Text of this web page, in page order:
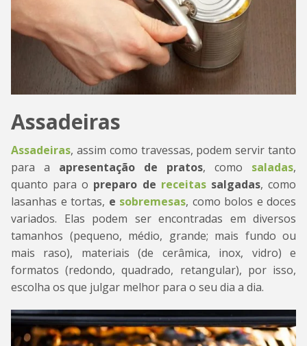
Assadeiras
Assadeiras, assim como travessas, podem servir tanto
para a apresentação de pratos, como saladas,
quanto para o preparo de receitassalgadas, como
lasanhas e tortas, e sobremesas, como bolos e doces
variados. Elas podem ser encontradas em diversos
tamanhos (pequeno, médio, grande; mais fundo ou
mais raso), materiais (de cerâmica, inox, vidro) e
formatos (redondo, quadrado, retangular), por isso,
escolha os que julgar melhor para o seu dia a dia.